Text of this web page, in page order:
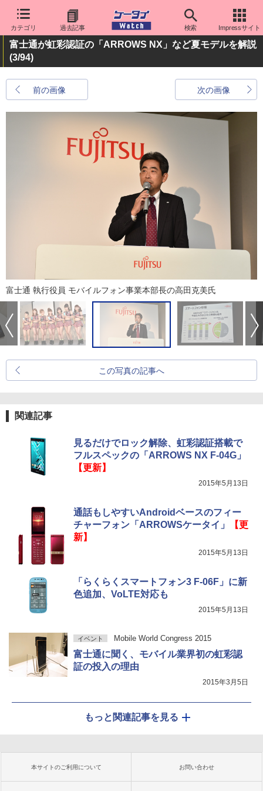
カテゴリ 過去記事 検索 Impressサイト
富士通が虹彩認証の「ARROWS NX」など夏モデルを解説
(3/94)
前の画像 次の画像
富士通 執行役員 モバイルフォン事業本部長の高田克美氏
この写真の記事へ
関連記事
見るだけでロック解除、虹彩認証搭載で
フルスペックの「ARROWS NX F-04G」
【更新】
2015年5月13日
通話もしやすいAndroidベースのフィー
チャーフォン「ARROWSケータイ」
【更
新】
2015年5月13日
「らくらくスマートフォン3 F-06F」に新
色追加、VoLTE対応も
2015年5月13日
イベント Mobile World Congress 2015
富士通に聞く、モバイル業界初の虹彩認
証の投入の理由
2015年3月5日
もっと関連記事を見る
本サイトのご利用について お問い合わせ